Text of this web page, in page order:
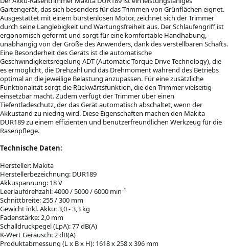
Gartengerät, das sich besonders für das Trimmen von Grünflächen eignet.
Ausgestattet mit einem bürstenlosen Motor, zeichnet sich der Trimmer
durch seine Langlebigkeit und Wartungsfreiheit aus. Der Schlaufengriff ist
ergonomisch geformt und sorgt für eine komfortable Handhabung,
unabhängig von der Größe des Anwenders, dank des verstellbaren Schafts.
Eine Besonderheit des Geräts ist die automatische
Geschwindigkeitsregelung ADT (Automatic Torque Drive Technology), die
es ermöglicht, die Drehzahl und das Drehmoment während des Betriebs
optimal an die jeweilige Belastung anzupassen. Für eine zusätzliche
Funktionalität sorgt die Rückwärtsfunktion, die den Trimmer vielseitig
einsetzbar macht. Zudem verfügt der Trimmer über einen
Tiefentladeschutz, der das Gerät automatisch abschaltet, wenn der
Akkustand zu niedrig wird. Diese Eigenschaften machen den Makita
DUR189 zu einem effizienten und benutzerfreundlichen Werkzeug für die
Rasenpflege.
Technische Daten:
Hersteller: Makita
Herstellerbezeichnung: DUR189
Akkuspannung: 18 V
Leerlaufdrehzahl: 4000 / 5000 / 6000 min⁻¹
Schnittbreite: 255 / 300 mm
Gewicht inkl. Akku: 3,0 - 3,3 kg
Fadenstärke: 2,0 mm
Schalldruckpegel (LpA): 77 dB(A)
K-Wert Geräusch: 2 dB(A)
Produktabmessung (L x B x H): 1618 x 258 x 396 mm